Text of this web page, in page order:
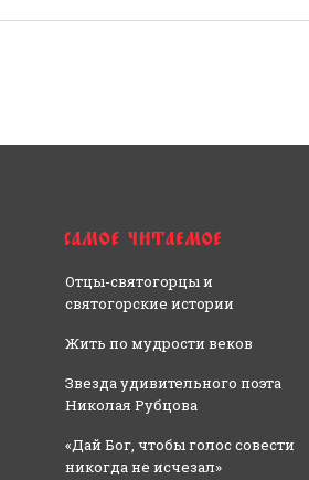
Отцы-святогорцы и
святогорские истории
Жить по мудрости веков
Звезда удивительного поэта
Николая Рубцова
«Дай Бог, чтобы голос совести
никогда не исчезал»